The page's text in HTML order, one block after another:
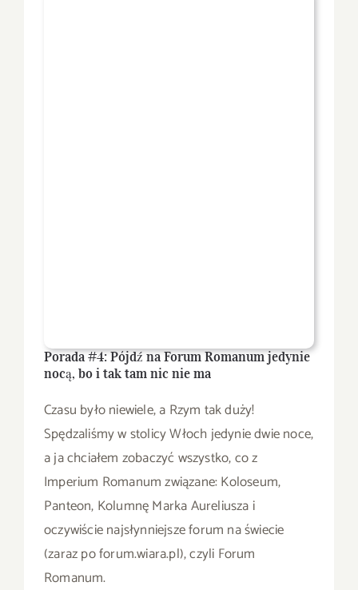
Porada #4: Pójdź na Forum Romanum jedynie
nocą, bo i tak tam nic nie ma
Czasu było niewiele, a Rzym tak duży!
Spędzaliśmy w stolicy Włoch jedynie dwie noce,
a ja chciałem zobaczyć wszystko, co z
Imperium Romanum związane: Koloseum,
Panteon, Kolumnę Marka Aureliusza i
oczywiście najsłynniejsze forum na świecie
(zaraz po forum.wiara.pl), czyli Forum
Romanum.